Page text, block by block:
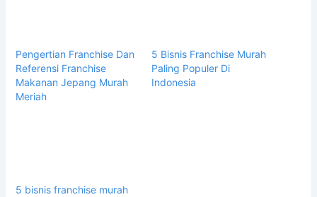
Pengertian Franchise Dan
Referensi Franchise
Makanan Jepang Murah
Meriah
5 Bisnis Franchise Murah
Paling Populer Di
Indonesia
5 bisnis franchise murah